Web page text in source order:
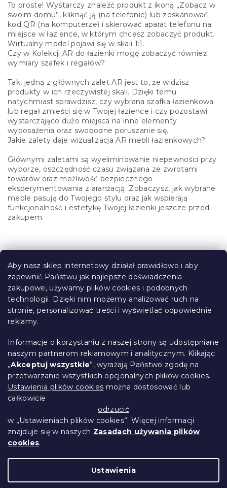
Aby nasz sklep internetowy działał prawidłowo i aby
zapewnić Państwu jak najlepsze doświadczenia
zakupowe, używamy plików cookies i podobnych
technologii. Dzięki nim możemy analizować ruch na
stronie, personalizować treści i wyświetlać odpowiednie
reklamy.
Informacje o korzystaniu z naszej strony są udostępniane
naszym partnerom reklamowym i analitycznym. Klikając
„Akceptuj wszystkie”, wyrażają Państwo zgodę na
przetwarzanie wszystkich opcjonalnych plików cookies.
Ustawienia plików cookies można dostosować lub
całkowicie
odrzucić
w „Ustawieniach plików cookies”. Więcej informacji
znajduje się w naszych Zasadach używania plików
cookies.
Ustawienia
To proste! Wystarczy znaleźć produkt z ikoną „Zobacz w
swoim domu”, kliknąć ją (na telefonie) lub zeskanować
kod QR (na komputerze) i skierować aparat telefonu na
miejsce w łazience, w którym chcesz zobaczyć produkt.
Wirtualny model pojawi się w skali 1:1.
Czy w Kolekcji AR do łazienki mogę zobaczyć również
wymiary szafek i regałów?
Tak, jedną z głównych zalet AR jest to, że widzisz
produkty w ich rzeczywistej skali. Dzięki temu
natychmiast sprawdzisz, czy wybrana szafka łazienkowa
lub regał zmieści się w Twojej łazience i czy pozostawi
wystarczająco dużo miejsca na inne elementy
wyposażenia oraz swobodne poruszanie się.
Jakie zalety daje wizualizacja AR mebli łazienkowych?
Głównymi zaletami są wyeliminowanie niepewności przy
wyborze, oszczędność czasu związana ze zwrotami
towarów oraz możliwość bezpiecznego
eksperymentowania z aranżacją. Zobaczysz, jak wybrane
meble pasują do Twojego stylu oraz jak wspierają
funkcjonalność i estetykę Twojej łazienki jeszcze przed
zakupem.
S
Informacje dla Ciebie
Śledzenie zamówienia
Opcje dostawy
Metody płatności
Reklamacje i zwroty towarów
Kontakt
Regulamin
Ochrona danych osobowych
Kodeks etyczny
Dla partnerów
Copyright 2026Przytulne Mieszkanie.